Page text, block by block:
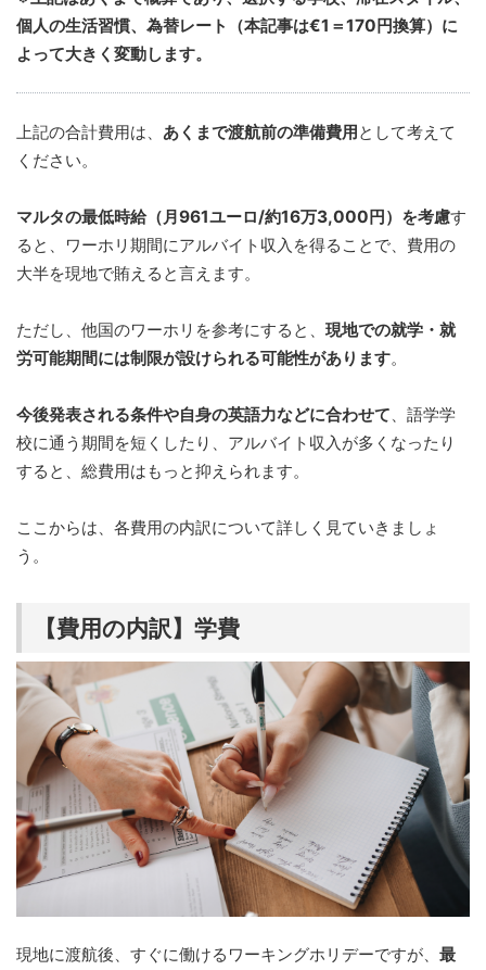
個人の生活習慣、為替レート（本記事は€1＝170円換算）に
よって大きく変動します。
上記の合計費用は、 あくまで渡航前の準備費用として考えて
ください。
マルタの最低時給（月961ユーロ/約16万3,000円）を考慮す
ると、ワーホリ期間にアルバイト収入を得ることで、費用の
大半を現地で賄えると言えます。
ただし、他国のワーホリを参考にすると、 現地での就学・就
労可能期間には制限が設けられる可能性があります。
今後発表される条件や自身の英語力などに合わせて、語学学
校に通う期間を短くしたり、アルバイト収入が多くなったり
すると、総費用はもっと抑えられます。
ここからは、各費用の内訳について詳しく見ていきましょ
う。
【費用の内訳】学費
現地に渡航後、すぐに働けるワーキングホリデーですが、 最